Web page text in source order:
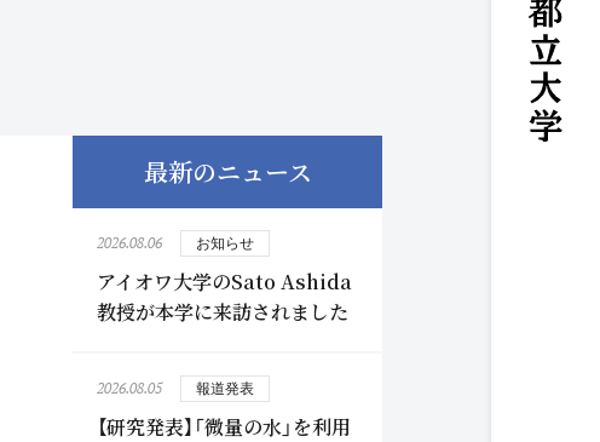
最新のニュース
2026.08.06 お知らせ
アイオワ大学のSato Ashida
教授が本学に来訪されました
2026.08.05 報道発表
【研究発表】「微量の水」を利用